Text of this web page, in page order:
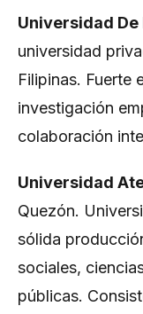
Universidad De
universidad
Filipinas. Fuerte
investigación
colaboración
Universidad
Quezón.
sólida
sociales,
públicas.